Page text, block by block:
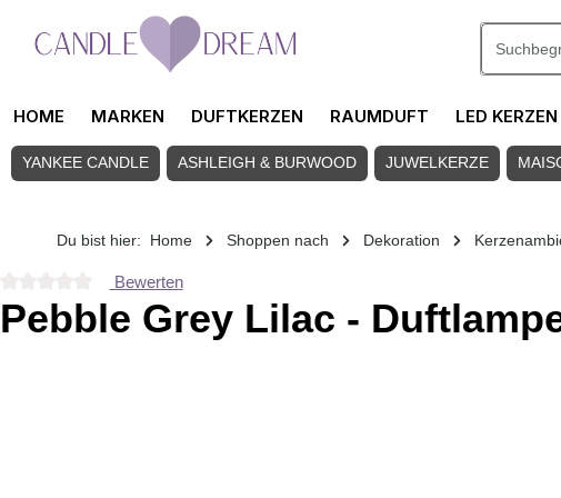
Zum Hauptinhalt springen
HOME MARKEN DUFTKERZEN RAUMDUFT LED KERZEN
YANKEE CANDLE ASHLEIGH & BURWOOD JUWELKERZE
Du bist hier: Home Shoppen nach Dekoration
Durchschnittliche Bewertung von 0 von 5 Sternen
Bewerten
Pebble Grey Lilac -